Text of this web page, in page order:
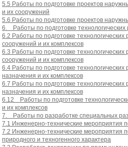
5.5 Работы по подготовке проектов
и их сооружений
5.6 Работы по подготовке проектов
6. Работы по подготовке
6.2 Работы по подготовке
сооружений и их комплексов
6.3 Работы по подготовке
сооружений и их комплексов
6.4 Работы по подготовке
назначения и их комплексов
6.7 Работы по подготовке
назначения и их комплексов
6.12 Работы по подготовке
и их комплексов
7. Работы по разработке специальных
7.1 Инженерно-технические мероприятия
7.2 Инженерно-технические мероприятия
природного и техногенного характера